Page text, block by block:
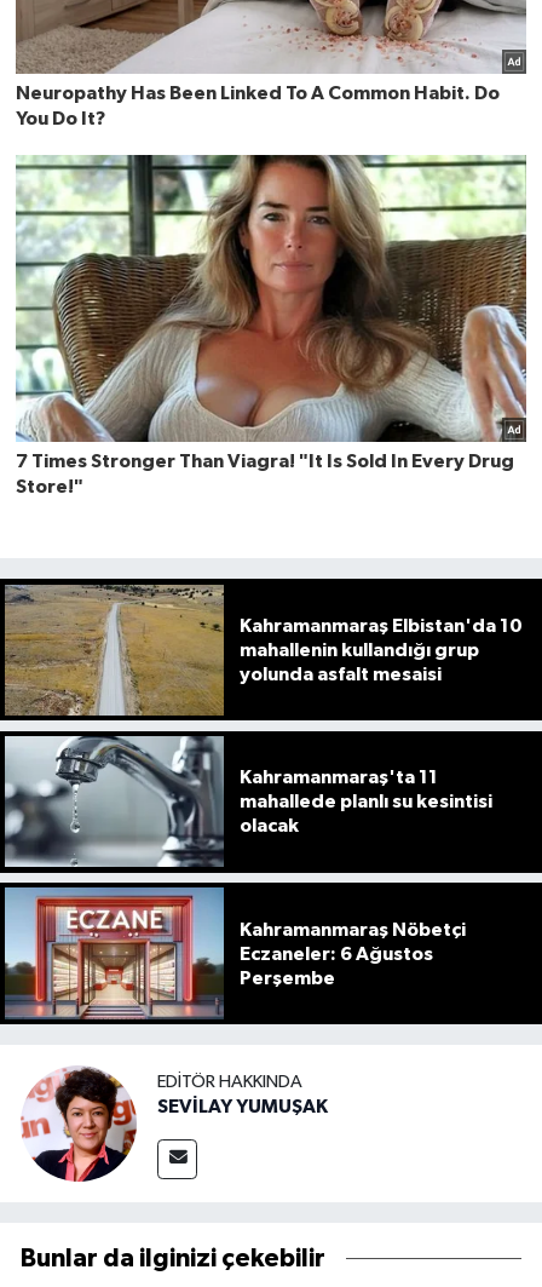
Kahramanmaraş Elbistan'da 10
mahallenin kullandığı grup
yolunda asfalt mesaisi
Kahramanmaraş'ta 11
mahallede planlı su kesintisi
olacak
Kahramanmaraş Nöbetçi
Eczaneler: 6 Ağustos
Perşembe
EDITÖR HAKKINDA
SEVİLAY YUMUŞAK
Bunlar da ilginizi çekebilir